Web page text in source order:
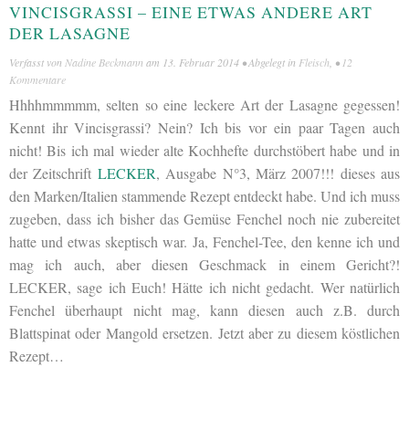
VINCISGRASSI – EINE ETWAS ANDERE ART
DER LASAGNE
Verfasst von Nadine Beckmann am 13. Februar 2014 • Abgelegt in Fleisch , • 12
Kommentare
Hhhhmmmmm, selten so eine leckere Art der Lasagne gegessen!
Kennt ihr Vincisgrassi? Nein? Ich bis vor ein paar Tagen auch
nicht! Bis ich mal wieder alte Kochhefte durchstöbert habe und in
der Zeitschrift LECKER, Ausgabe N°3, März 2007!!! dieses aus
den Marken/Italien stammende Rezept entdeckt habe. Und ich muss
zugeben, dass ich bisher das Gemüse Fenchel noch nie zubereitet
hatte und etwas skeptisch war. Ja, Fenchel-Tee, den kenne ich und
mag ich auch, aber diesen Geschmack in einem Gericht?!
LECKER, sage ich Euch! Hätte ich nicht gedacht. Wer natürlich
Fenchel überhaupt nicht mag, kann diesen auch z.B. durch
Blattspinat oder Mangold ersetzen. Jetzt aber zu diesem köstlichen
Rezept…